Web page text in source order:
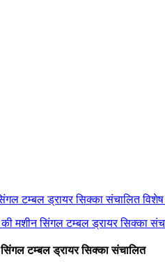
टम्बल ड्रायर सिक्का संचालित